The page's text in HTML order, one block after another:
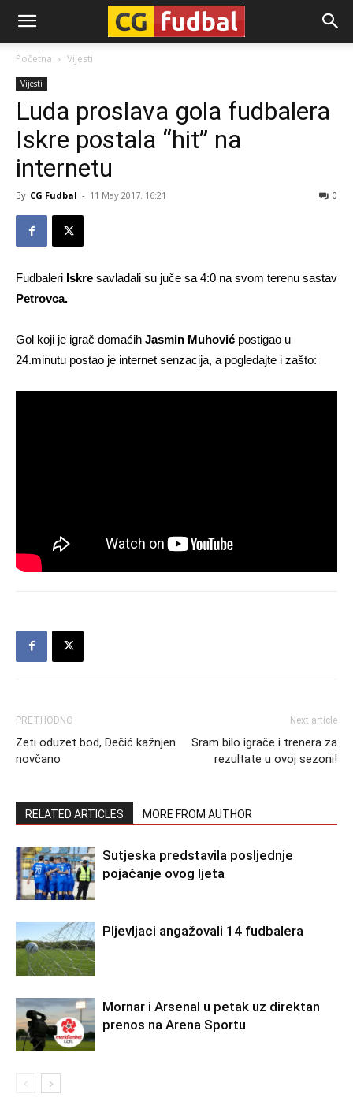
CG-
Fudbal
Početna Vijesti
Vijesti
Luda proslava gola fudbalera
Iskre postala “hit” na
internetu
By CG Fudbal - 11 May 2017. 16:21 0
Fudbaleri Iskre savladali su juče sa 4:0 na svom terenu sastav
Petrovca.
Gol koji je igrač domaćih Jasmin Muhović postigao u
24.minutu postao je internet senzacija, a pogledajte i zašto:
PRETHODNO
Zeti oduzet bod, Dečić kažnjen
novčano
Next article
Sram bilo igrače i trenera za
rezultate u ovoj sezoni!
RELATED ARTICLES MORE FROM AUTHOR
Sutjeska predstavila posljednje
pojačanje ovog ljeta
Pljevljaci angažovali 14 fudbalera
Mornar i Arsenal u petak uz direktan
prenos na Arena Sportu